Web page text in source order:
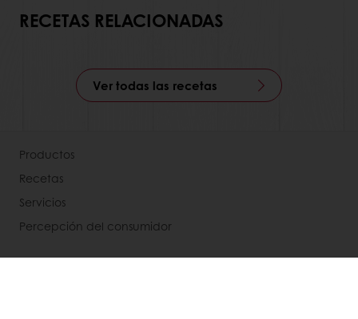
RECETAS RELACIONADAS
Ver todas las recetas
Productos
Recetas
Servicios
Percepción del consumidor